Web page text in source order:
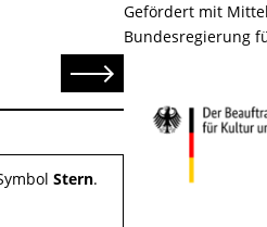
Senden
Stern.
Gefördert mit
Bundesregierung